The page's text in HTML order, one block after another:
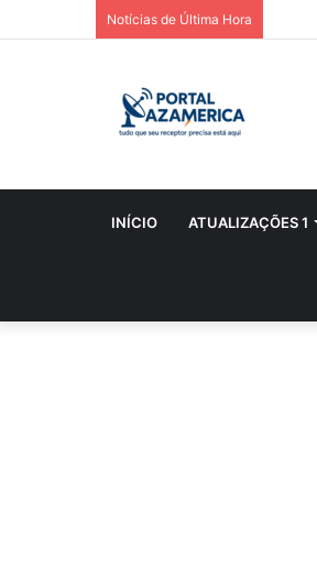
Notícias de Última Hora
INÍCIO ATUALIZAÇÕES 1